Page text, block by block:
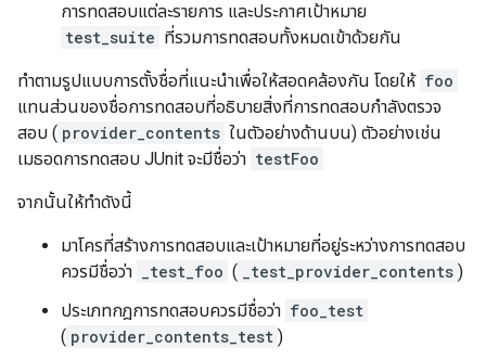
การทดสอบแต่ละรายการ และประกาศเป้าหมาย
test_suite ที่รวมการทดสอบทั้งหมดเข้าด้วยกัน
ทำตามรูปแบบการตั้งชื่อที่แนะนำเพื่อให้สอดคล้องกัน โดยให้ foo
แทนส่วนของชื่อการทดสอบที่อธิบายสิ่งที่การทดสอบกำลังตรวจ
สอบ ( provider_contents ในตัวอย่างด้านบน) ตัวอย่างเช่น
เมธอดการทดสอบ JUnit จะมีชื่อว่า testFoo
จากนั้นให้ทำดังนี้
มาโครที่สร้างการทดสอบและเป้าหมายที่อยู่ระหว่างการทดสอบ
ควรมีชื่อว่า
_test_foo ( _test_provider_contents )
ประเภทกฎการทดสอบควรมีชื่อว่า foo_test
( provider_contents_test )